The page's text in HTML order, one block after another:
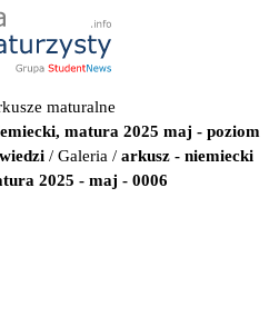
maturalne
matura 2025 maj - poziom
/ Galeria / arkusz - niemiecki
2025 - maj - 0006